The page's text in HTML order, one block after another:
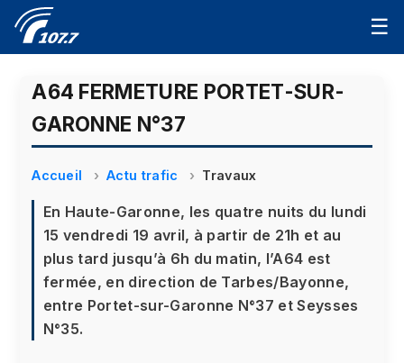
☰
A64 FERMETURE PORTET-SUR-
GARONNE N°37
Accueil Actu trafic Travaux
En Haute-Garonne, les quatre nuits du lundi
15 vendredi 19 avril, à partir de 21h et au
plus tard jusqu’à 6h du matin, l’A64 est
fermée, en direction de Tarbes/Bayonne,
entre Portet-sur-Garonne N°37 et Seysses
N°35.